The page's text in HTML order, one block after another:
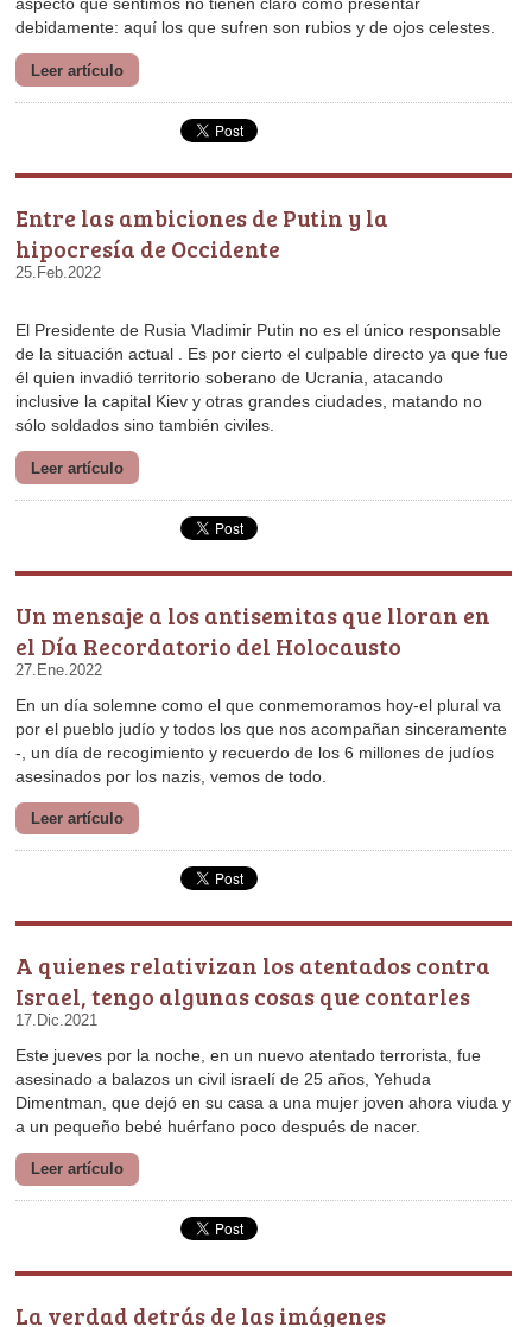
debidamente: aquí los que sufren son rubios y de ojos celestes.
Leer artículo
hipocresía de Occidente
25.Feb.2022
sólo soldados sino también civiles.
Leer artículo
el Día Recordatorio del Holocausto
27.Ene.2022
asesinados por los nazis, vemos de todo.
Leer artículo
Israel, tengo algunas cosas que contarles
17.Dic.2021
a un pequeño bebé huérfano poco después de nacer.
Leer artículo